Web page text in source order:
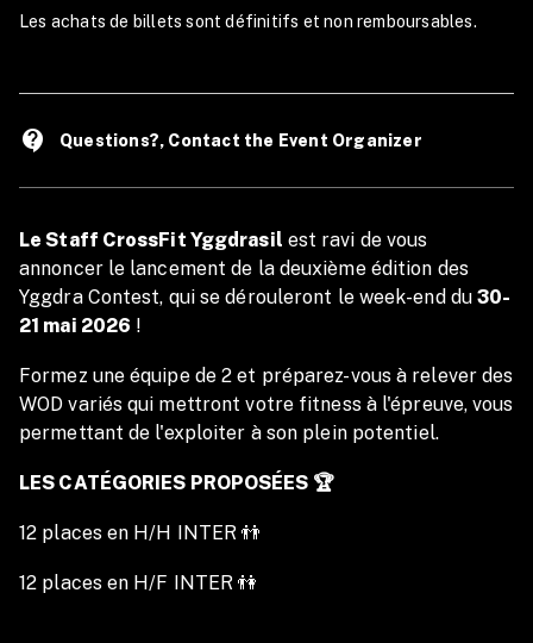
Le Staff CrossFit Yggdrasil est ravi de vous
annoncer le lancement de la deuxième édition des
Yggdra Contest, qui se dérouleront le week-end du 30-
21 mai 2026 !
Formez une équipe de 2 et préparez-vous à relever des
WOD variés qui mettront votre fitness à l'épreuve, vous
permettant de l'exploiter à son plein potentiel.
LES CATÉGORIES PROPOSÉES 🏆
12 places en H/H INTER 👬
12 places en H/F INTER 👫
Les achats de billets sont définitifs et non remboursables.
contact_support Questions?, Contact the Event Organizer